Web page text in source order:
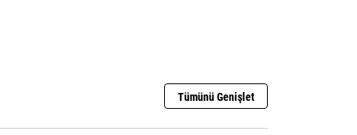
Tümünü Genişlet